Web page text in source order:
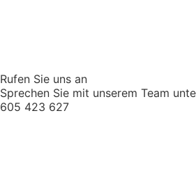
Rufen Sie uns an
Sprechen Sie mit unserem Team
605 423 627